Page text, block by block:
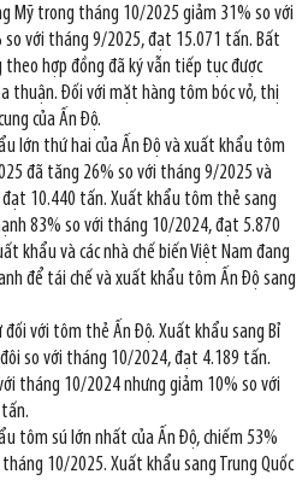
Mỹ trong tháng 10/2025 giảm 31% so với
với tháng 9/2025, đạt 15.071 tấn. Bất
hợp đồng đã ký vẫn tiếp tục được
thuận. Đối với mặt hàng tôm bóc vỏ, thị
của Ấn Độ.
lớn thứ hai của Ấn Độ và xuất khẩu tôm
đã tăng 26% so với tháng 9/2025 và
10.440 tấn. Xuất khẩu tôm thẻ sang
83% so với tháng 10/2024, đạt 5.870
khẩu và các nhà chế biến Việt Nam đang
để tái chế và xuất khẩu tôm Ấn Độ sang
với tôm thẻ Ấn Độ. Xuất khẩu sang Bỉ
so với tháng 10/2024, đạt 4.189 tấn.
tháng 10/2024 nhưng giảm 10% so với
tôm sú lớn nhất của Ấn Độ, chiếm 53%
10/2025. Xuất khẩu sang Trung Quốc